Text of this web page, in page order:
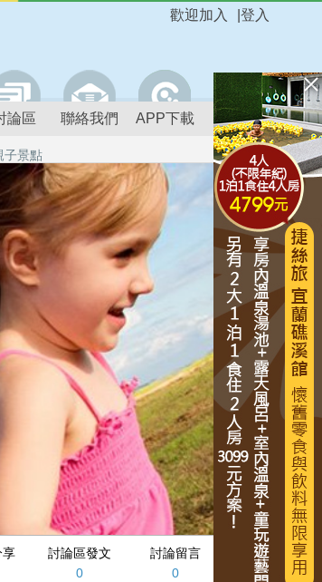
登入
歡迎加入
論區 聯絡我們 APP下載
子景點
享
討論區發文
0
討論留言
0